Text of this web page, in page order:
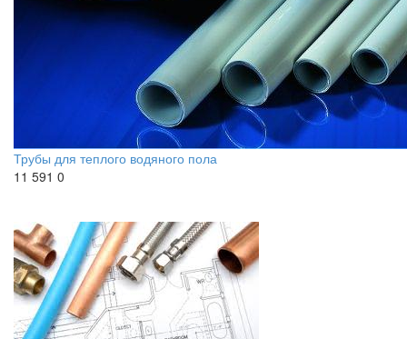
Трубы для теплого водяного пола
11 591 0